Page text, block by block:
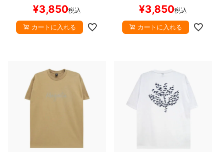
ボード スケボー
¥3,850税込
カートに入れる
¥3,850税込
カートに入れる